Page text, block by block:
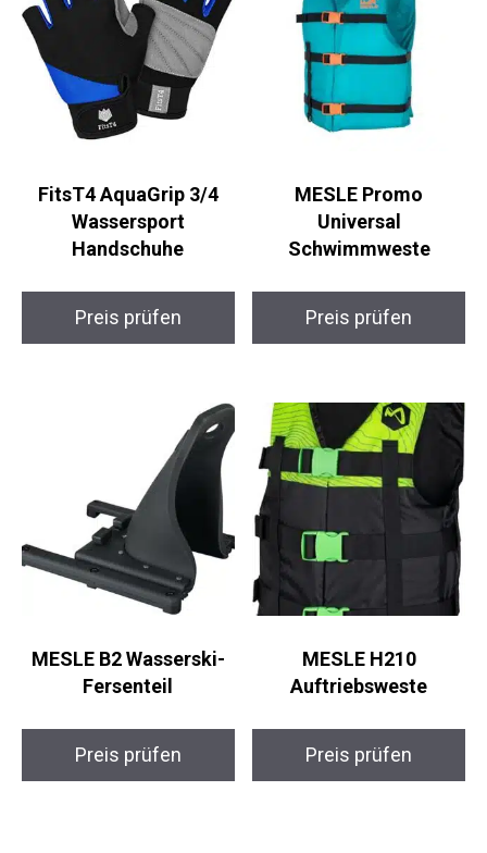
FitsT4 AquaGrip 3/4
Wassersport
Handschuhe
Preis prüfen
MESLE Promo
Universal
Schwimmweste
Preis prüfen
MESLE B2 Wasserski-
Fersenteil
Preis prüfen
MESLE H210
Auftriebsweste
Preis prüfen